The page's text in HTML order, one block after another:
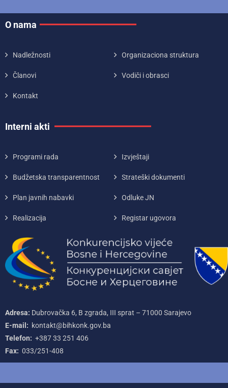
O nama
Nadležnosti Organizaciona struktura
Članovi Vodiči i obrasci
Kontakt
Interni akti
Programi rada Izvještaji
Budžetska transparentnost Strateški dokumenti
Plan javnih nabavki Odluke JN
Realizacija Registar ugovora
Adresa: Dubrovačka 6, B zgrada, III sprat – 71000‌ Sarajevo
E-mail: kontakt@bihkonk.gov.ba
Telefon: +387‌ 33‌ 251‌ 406
Fax: 033/251-408